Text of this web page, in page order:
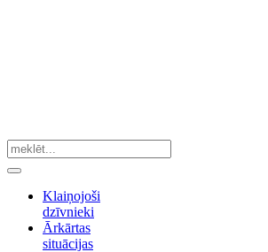
Klaiņojoši
dzīvnieki
Ārkārtas
situācijas